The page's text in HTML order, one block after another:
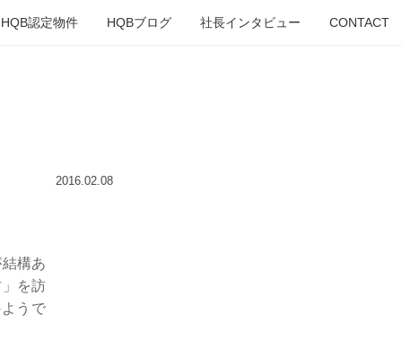
HQB認定物件 HQBブログ 社長インタビュー CONTACT
2016.02.08
構あ
を訪
うで